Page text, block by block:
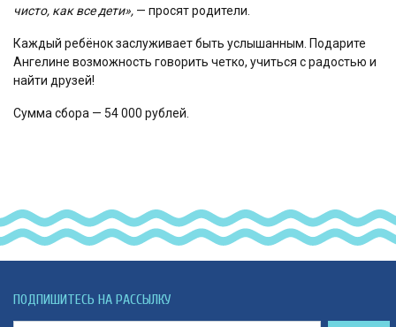
чисто, как все дети», — просят родители.
Каждый ребёнок заслуживает быть услышанным. Подарите
Ангелине возможность говорить четко, учиться с радостью и
найти друзей!
Сумма сбора — 54 000 рублей.
ПОДПИШИТЕСЬ НА РАССЫЛКУ